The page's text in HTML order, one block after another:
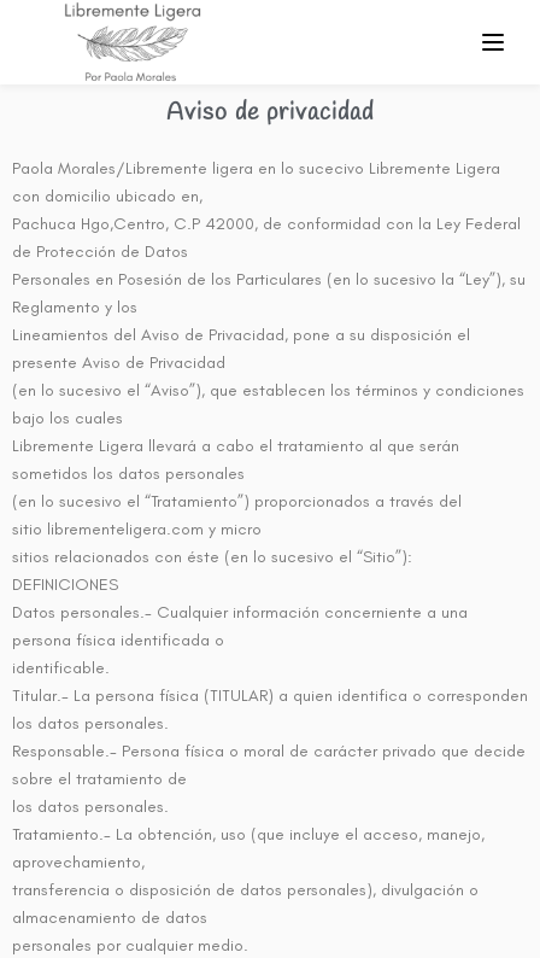
Aviso de privacidad
Paola Morales/Libremente ligera en lo sucecivo Libremente Ligera
con domicilio ubicado en,
Pachuca Hgo,Centro, C.P 42000, de conformidad con la Ley Federal
de Protección de Datos
Personales en Posesión de los Particulares (en lo sucesivo la “Ley”), su
Reglamento y los
Lineamientos del Aviso de Privacidad, pone a su disposición el
presente Aviso de Privacidad
(en lo sucesivo el “Aviso”), que establecen los términos y condiciones
bajo los cuales
Libremente Ligera llevará a cabo el tratamiento al que serán
sometidos los datos personales
(en lo sucesivo el “Tratamiento”) proporcionados a través del
sitio librementeligera.com y micro
sitios relacionados con éste (en lo sucesivo el “Sitio”):
DEFINICIONES
Datos personales.- Cualquier información concerniente a una
persona física identificada o
identificable.
Titular.- La persona física (TITULAR) a quien identifica o corresponden
los datos personales.
Responsable.- Persona física o moral de carácter privado que decide
sobre el tratamiento de
los datos personales.
Tratamiento.- La obtención, uso (que incluye el acceso, manejo,
aprovechamiento,
transferencia o disposición de datos personales), divulgación o
almacenamiento de datos
personales por cualquier medio.